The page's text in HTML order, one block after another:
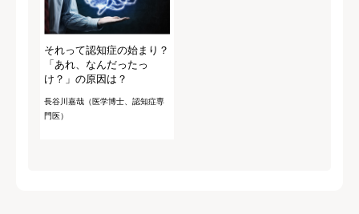
それって認知症の始まり？
「あれ、なんだったっ
け？」の原因は？
長谷川嘉哉（医学博士、認知症専
門医）